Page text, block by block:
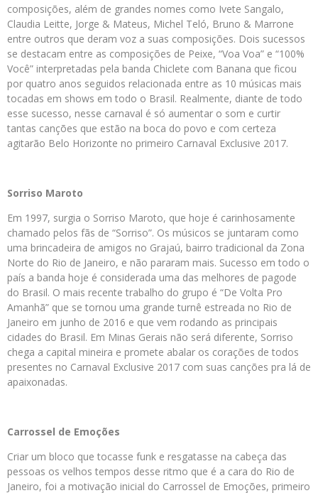
composições, além de grandes nomes como Ivete Sangalo,
Claudia Leitte, Jorge & Mateus, Michel Teló, Bruno & Marrone
entre outros que deram voz a suas composições. Dois sucessos
se destacam entre as composições de Peixe, “Voa Voa” e “100%
Você” interpretadas pela banda Chiclete com Banana que ficou
por quatro anos seguidos relacionada entre as 10 músicas mais
tocadas em shows em todo o Brasil. Realmente, diante de todo
esse sucesso, nesse carnaval é só aumentar o som e curtir
tantas canções que estão na boca do povo e com certeza
agitarão Belo Horizonte no primeiro Carnaval Exclusive 2017.
Sorriso Maroto
Em 1997, surgia o Sorriso Maroto, que hoje é carinhosamente
chamado pelos fãs de “Sorriso”. Os músicos se juntaram como
uma brincadeira de amigos no Grajaú, bairro tradicional da Zona
Norte do Rio de Janeiro, e não pararam mais. Sucesso em todo o
país a banda hoje é considerada uma das melhores de pagode
do Brasil. O mais recente trabalho do grupo é “De Volta Pro
Amanhã” que se tornou uma grande turnê estreada no Rio de
Janeiro em junho de 2016 e que vem rodando as principais
cidades do Brasil. Em Minas Gerais não será diferente, Sorriso
chega a capital mineira e promete abalar os corações de todos
presentes no Carnaval Exclusive 2017 com suas canções pra lá de
apaixonadas.
Carrossel de Emoções
Criar um bloco que tocasse funk e resgatasse na cabeça das
pessoas os velhos tempos desse ritmo que é a cara do Rio de
Janeiro, foi a motivação inicial do Carrossel de Emoções, primeiro